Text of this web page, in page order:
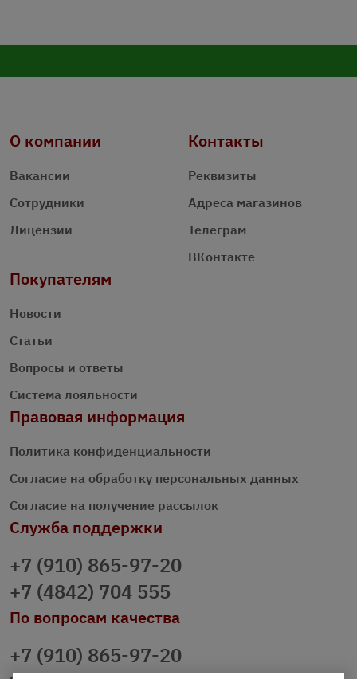
О компании
Вакансии
Сотрудники
Лицензии
Контакты
Реквизиты
Адреса магазинов
Телеграм
ВКонтакте
Покупателям
Новости
Статьи
Вопросы и ответы
Система лояльности
Правовая информация
Политика конфиденциальности
Согласие на обработку персональных данных
Согласие на получение рассылок
Служба поддержки
+7 (910) 865-97-20
+7 (4842) 704 555
По вопросам качества
+7 (910) 865-97-20